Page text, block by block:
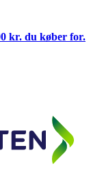
kr. du køber for.